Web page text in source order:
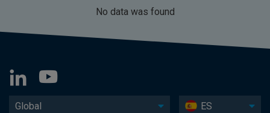
No data was found
Global ES